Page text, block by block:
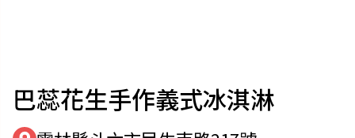
巴蕊花生手作義式冰淇淋